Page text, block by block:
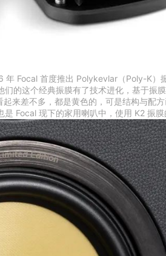
Focal 首度推出 Polykevlar（Poly-K）
的这个经典振膜有了技术进化，基于振
来差不多，都是黄色的，可是结构与配
Focal 现下的家用喇叭中，使用 K2 振膜